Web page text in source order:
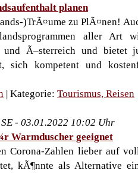
planen
)TrÃ¤ume zu PlÃ¤nen!
aller Art
und Ã–sterreich und bietet
sich kompetent und
| Kategorie: Tourismus, Reisen
- 03.01.2022 10:02 Uhr
Warmduscher geeignet
Corona-Zahlen lieber auf
kÃ¶nnte als Alternative